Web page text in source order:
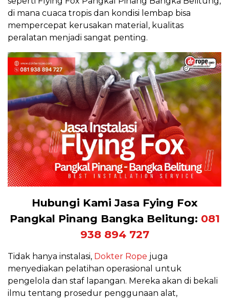
di mana cuaca tropis dan kondisi lembap bisa
mempercepat kerusakan material, kualitas
peralatan menjadi sangat penting.
Hubungi Kami Jasa Fying Fox
Pangkal Pinang Bangka Belitung: 081
938 894 727
Tidak hanya instalasi, Dokter Rope juga
menyediakan pelatihan operasional untuk
pengelola dan staf lapangan. Mereka akan di bekali
ilmu tentang prosedur penggunaan alat,